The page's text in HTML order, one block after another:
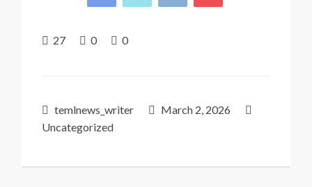
27 0 0
temlnews_writer
March 2, 2026
Uncategorized